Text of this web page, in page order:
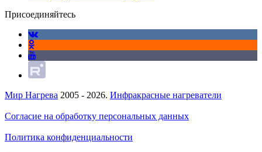
Присоединяйтесь
Мир Нагрева 2005 - 2026. Инфракрасные нагреватели
Согласие на обработку персональных данных
Политика конфиденциальности